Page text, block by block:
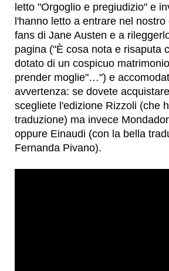
letto "Orgoglio e pregiudizio" e
l'hanno letto a entrare nel
fans di Jane Austen e a
pagina ("È cosa nota e risaputa
dotato di un cospicuo
prender moglie"…") e
avvertenza: se dovete
scegliete l'edizione Rizzoli (che
traduzione) ma invece
oppure Einaudi (con la bella
Fernanda Pivano).